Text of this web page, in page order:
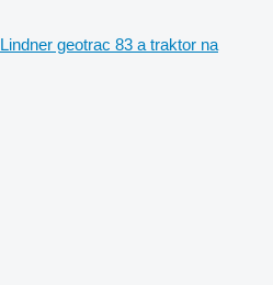
Lindner geotrac 83 a traktor na